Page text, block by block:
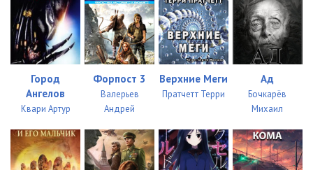
Город
Ангелов
Квари Артур
Форпост 3
Валерьев
Андрей
Верхние Меги
Пратчетт Терри
Ад
Бочкарёв
Михаил